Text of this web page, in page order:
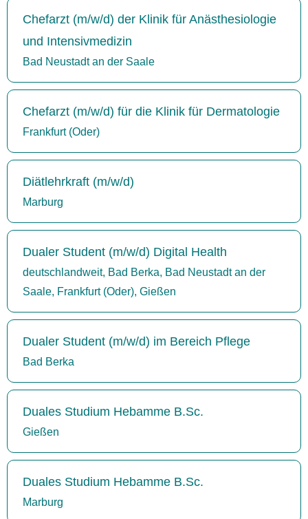
Chefarzt (m/w/d) der Klinik für Anästhesiologie
und Intensivmedizin
Bad Neustadt an der Saale
Chefarzt (m/w/d) für die Klinik für Dermatologie
Frankfurt (Oder)
Diätlehrkraft (m/w/d)
Marburg
Dualer Student (m/w/d) Digital Health
deutschlandweit, Bad Berka, Bad Neustadt an der
Saale, Frankfurt (Oder), Gießen
Dualer Student (m/w/d) im Bereich Pflege
Bad Berka
Duales Studium Hebamme B.Sc.
Gießen
Duales Studium Hebamme B.Sc.
Marburg